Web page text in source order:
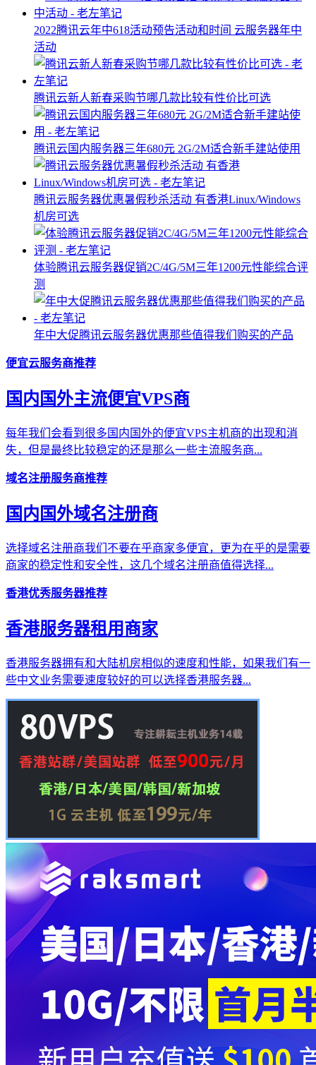
2022腾讯云年中618活动预告活动和时间 云服务器年中
活动
腾讯云新人新春采购节哪几款比较有性价比可选
腾讯云国内服务器三年680元 2G/2M适合新手建站使用
腾讯云服务器优惠暑假秒杀活动 有香港Linux/Windows
机房可选
体验腾讯云服务器促销2C/4G/5M三年1200元性能综合评
测
年中大促腾讯云服务器优惠那些值得我们购买的产品
便宜云服务商推荐
国内国外主流便宜VPS商
每年我们会看到很多国内国外的便宜VPS主机商的出现和消
失，但是最终比较稳定的还是那么一些主流服务商...
域名注册服务商推荐
国内国外域名注册商
选择域名注册商我们不要在乎商家多便宜，更为在乎的是需要
商家的稳定性和安全性，这几个域名注册商值得选择...
香港优秀服务器推荐
香港服务器租用商家
香港服务器拥有和大陆机房相似的速度和性能，如果我们有一
些中文业务需要速度较好的可以选择香港服务器...